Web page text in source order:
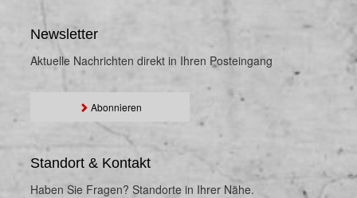
Newsletter
Aktuelle Nachrichten direkt in Ihren Posteingang
Abonnieren
Standort & Kontakt
Haben Sie Fragen? Standorte in Ihrer Nähe.